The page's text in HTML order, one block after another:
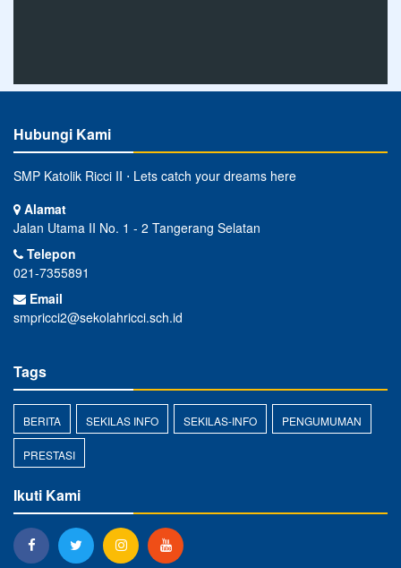
Hubungi Kami
SMP Katolik Ricci II ⋅ Lets catch your dreams here
Alamat
Jalan Utama II No. 1 - 2 Tangerang Selatan
Telepon
021-7355891
Email
smpricci2@sekolahricci.sch.id
Tags
BERITA SEKILAS INFO SEKILAS-INFO PENGUMUMAN
PRESTASI
Ikuti Kami